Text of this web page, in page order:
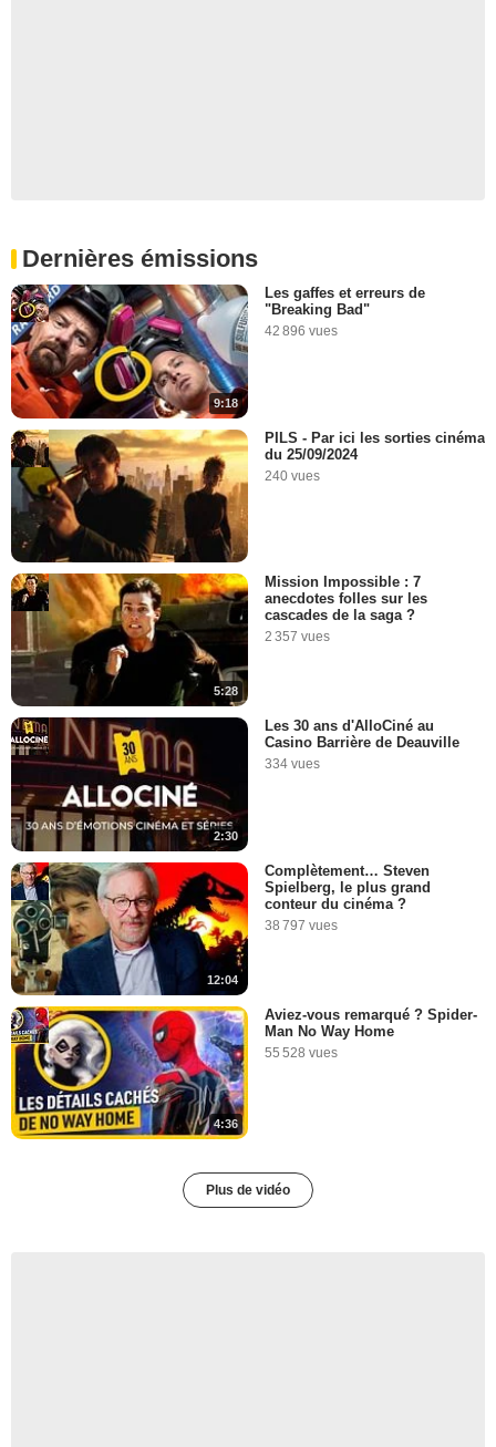
Dernières émissions
9:18
Les gaffes et erreurs de
"Breaking Bad"
42 896 vues
PILS - Par ici les sorties cinéma
du 25/09/2024
240 vues
5:28
Mission Impossible : 7
anecdotes folles sur les
cascades de la saga ?
2 357 vues
2:30
Les 30 ans d'AlloCiné au
Casino Barrière de Deauville
334 vues
12:04
Complètement… Steven
Spielberg, le plus grand
conteur du cinéma ?
38 797 vues
4:36
Aviez-vous remarqué ? Spider-
Man No Way Home
55 528 vues
Plus de vidéo